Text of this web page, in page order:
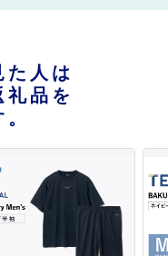
た人は
礼品を